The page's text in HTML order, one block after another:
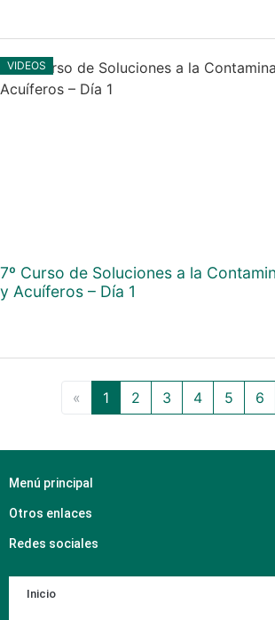
VIDEOS
7º Curso de Soluciones a la
y Acuíferos – Día 1
« 1 2 3 4 5 6
Menú principal
Otros enlaces
Redes sociales
Inicio